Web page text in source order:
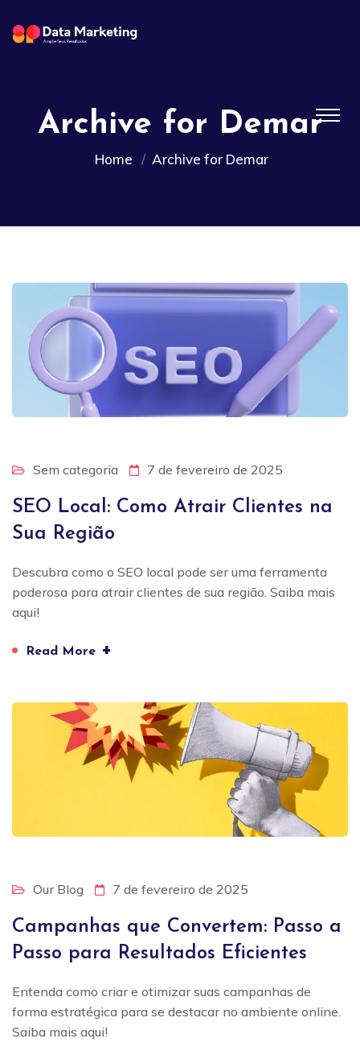
Archive for Demar
Home Archive for Demar
Sem categoria 7 de fevereiro de 2025
SEO Local: Como Atrair Clientes na
Sua Região
Descubra como o SEO local pode ser uma ferramenta
poderosa para atrair clientes de sua região. Saiba mais
aqui!
Read More +
Our Blog 7 de fevereiro de 2025
Campanhas que Convertem: Passo a
Passo para Resultados Eficientes
Entenda como criar e otimizar suas campanhas de
forma estratégica para se destacar no ambiente online.
Saiba mais aqui!